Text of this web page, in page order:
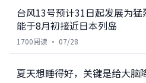
台风13号预计31日起发展为猛
能于8月初接近日本列岛
1700阅读 · 07/28
夏天想睡得好，关键是给大脑